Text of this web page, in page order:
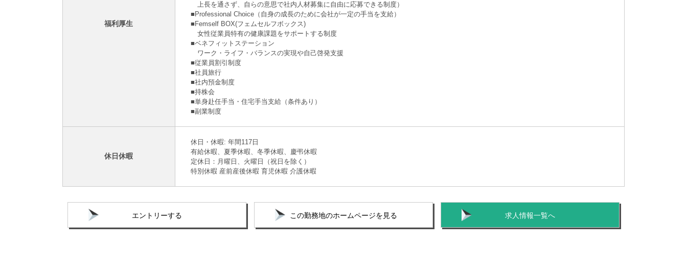
福利厚生
上長を通さず、自らの意思で社内人材募集に自由に応募できる制度）
■Professional Choice（自身の成長のために会社が⼀定の手当を支給）
■Femself BOX(フェムセルフボックス)
女性従業員特有の健康課題をサポートする制度
■ベネフィットステーション
ワーク・ライフ・バランスの実現や自己啓発支援
■従業員割引制度
■社員旅⾏
■社内預⾦制度
■持株会
■単身赴任手当・住宅手当支給（条件あり）
■副業制度
休日休暇
休日・休暇: 年間117日
有給休暇、夏季休暇、冬季休暇、慶弔休暇
定休日：月曜日、火曜日（祝日を除く）
特別休暇 産前産後休暇 育児休暇 介護休暇
エントリーする この勤務地のホームページを見る 求人情報一覧へ